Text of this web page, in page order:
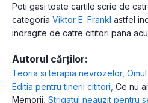
Poti gasi toate cartile scrie de
categoria Viktor E. Frankl astfel
indragite de catre cititori pana
Autorul cărților:
Teoria si terapia nevrozelor,
Editia pentru tinerii cititori Ce nu
Memorii Strigatul neauzit pentru